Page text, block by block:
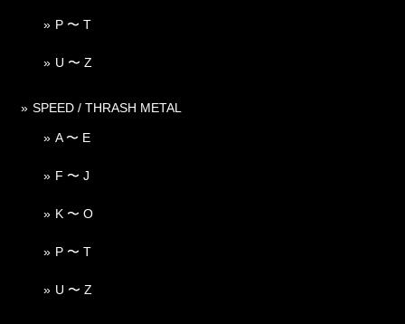
P 〜 T
U 〜 Z
SPEED / THRASH METAL
A 〜 E
F 〜 J
K 〜 O
P 〜 T
U 〜 Z